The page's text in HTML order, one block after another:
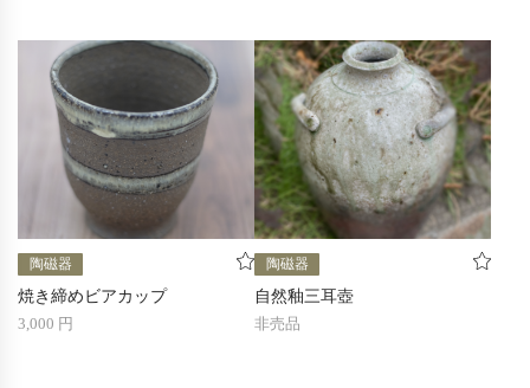
陶磁器
焼き締めビアカップ
3,000 円
陶磁器
自然釉三耳壺
非売品